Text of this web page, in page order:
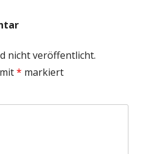
nicht veröffentlicht.
* markiert